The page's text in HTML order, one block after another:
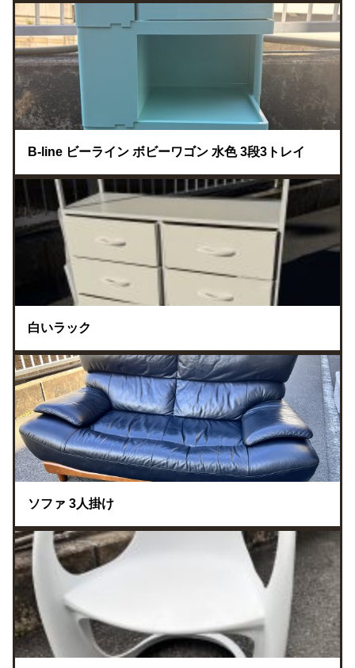
B-line ビーライン ボビーワゴン 水色 3段3トレイ
白いラック
ソファ 3人掛け